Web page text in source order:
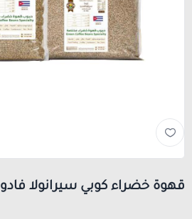
قهوة خضراء كوبي سيرانولا فادو